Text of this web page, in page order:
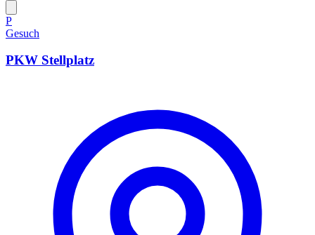
P
Gesuch
PKW Stellplatz